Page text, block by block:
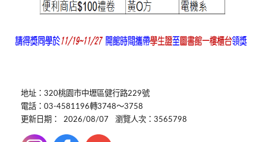
地址：320桃園市中壢區健行路229號
電話：03-4581196轉3748～3758
更新日期：
2026/08/07 瀏覽人次：3565798